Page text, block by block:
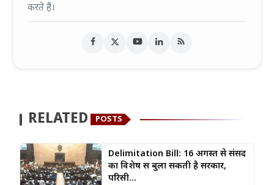
करते हैं।
RELATED POSTS
Delimitation Bill: 16 अगस्त से संसद
का विशेष सत्र बुला सकती है सरकार,
परिसी...